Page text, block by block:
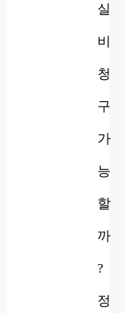
실
비
청
구
가
능
할
까
?
정